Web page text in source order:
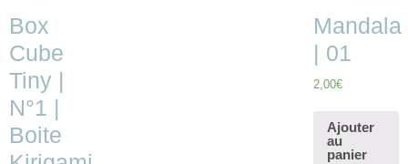
Box
Cube
Tiny |
N°1 |
Boite
Mandala
| 01
2,00€
Ajouter
au
panier